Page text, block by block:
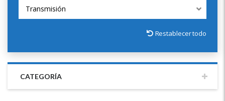
Transmisión
Restablecer todo
CATEGORÍA